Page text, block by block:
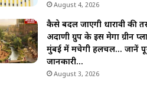
August 4, 2026
कैसे बदल जाएगी धारावी की
अदाणी ग्रुप के इस मेगा ग्रीन
मुंबई में मचेगी हलचल… जानें
जानकारी…
August 3, 2026